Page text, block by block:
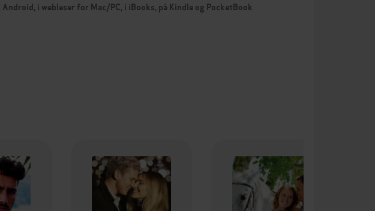
i webleser for Mac/PC, i iBooks, på Kindle og PocketBook